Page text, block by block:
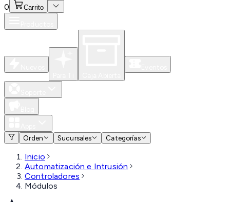
0 Carrito
Orden
Sucursales Categorías
Inicio
Automatización e Intrusión
Controladores
Módulos